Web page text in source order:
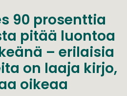
90 prosenttia
pitää luontoa
– erilaisia
on laaja kirjo,
oikeaa